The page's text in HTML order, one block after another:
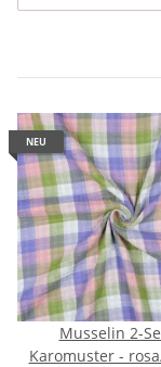
NEU
Musselin 2-
Karomuster -